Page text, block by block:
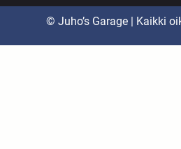
© Juho’s Garage | Kaikki